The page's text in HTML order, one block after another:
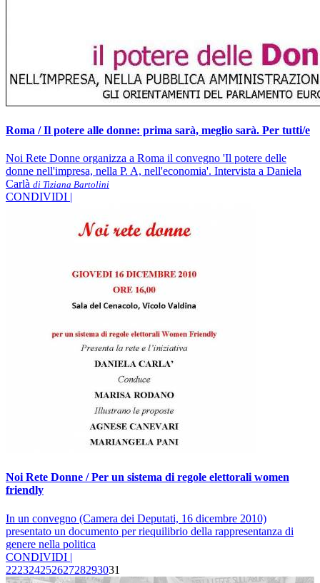
Roma / Il potere alle donne: prima sarà, meglio sarà. Per tutti/e
Noi Rete Donne organizza a Roma il convegno 'Il potere delle
donne nell'impresa, nella P. A, nell'economia'. Intervista a Daniela
Carlà di Tiziana Bartolini
CONDIVIDI |
Noi Rete Donne / Per un sistema di regole elettorali women
friendly
In un convegno (Camera dei Deputati, 16 dicembre 2010)
presentato un documento per riequilibrio della rappresentanza di
genere nella politica
CONDIVIDI |
22232425262728293031